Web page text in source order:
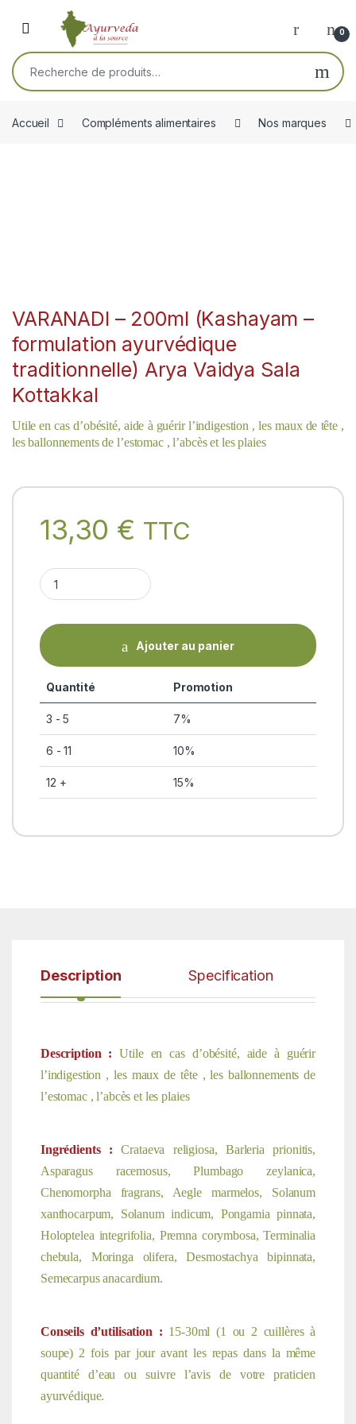
Skip to navigation
Skip to content
Open 0
Recherche pour :
Accueil Compléments alimentaires Nos marques
VARANADI – 200ml (Kashayam –
formulation ayurvédique
traditionnelle) Arya Vaidya Sala
Kottakkal
Utile en cas d’obésité, aide à guérir l’indigestion , les maux de tête ,
les ballonnements de l’estomac , l’abcès et les plaies
13,30 € TTC
VARANADI - 200ml (Kashayam - formulation ayurvédique
Ajouter au panier
Quantité Promotion
3 - 5 7%
6 - 11 10%
12 + 15%
Description Specification
Description : Utile en cas d’obésité, aide à guérir
l’indigestion , les maux de tête , les ballonnements de
l’estomac , l’abcès et les plaies
Ingrédients :
Crataeva religiosa, Barleria prionitis,
Asparagus racemosus, Plumbago zeylanica,
Chenomorpha fragrans, Aegle marmelos, Solanum
xanthocarpum, Solanum indicum, Pongamia pinnata,
Holoptelea integrifolia, Premna corymbosa, Terminalia
chebula, Moringa olifera, Desmostachya bipinnata,
Semecarpus anacardium.
Conseils d’utilisation : 15-30ml (1 ou 2 cuillères à
soupe) 2 fois par jour avant les repas dans la même
quantité d’eau ou suivre l’avis de votre praticien
ayurvédique.